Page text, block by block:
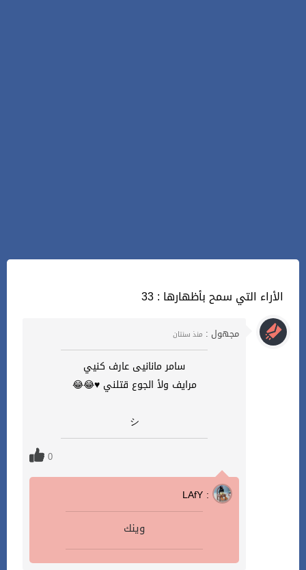
33 : الأراء التي سمح بأظهارها
مجهول : منذ سنتان
سامر مانانيى عارف كنيي
مرايف ولأ الجوع قتلني ♥️😂😂
シ
0
LAfY :
وينك